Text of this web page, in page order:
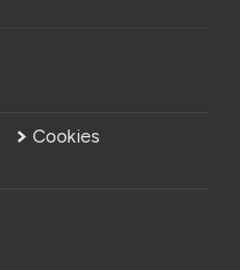
Cookies